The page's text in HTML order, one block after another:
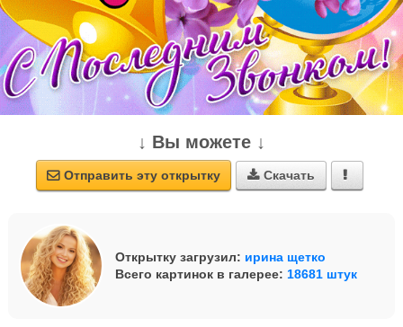
↓ Вы можете ↓
 Отправить эту открытку  Скачать 
Открытку загрузил: ирина щетко
Всего картинок в галерее: 18681 штук